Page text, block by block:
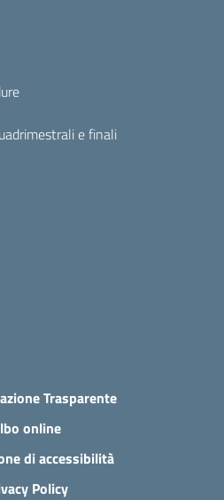
e finali
Trasparente
online
di accessibilità
Policy